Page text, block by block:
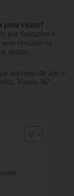
pena visitar?
por Santarém e
esvaziar os
ajudar.
universo de arte e
Vamos lá?